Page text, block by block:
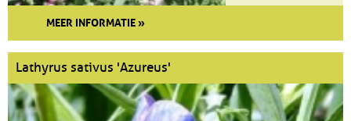
MEER INFORMATIE »
Lathyrus sativus 'Azureus'